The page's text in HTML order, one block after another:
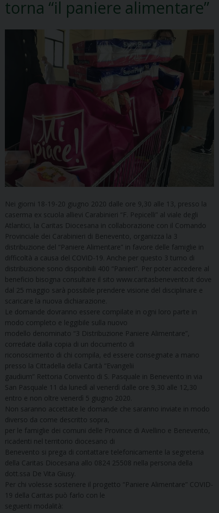
torna “il paniere alimentare”
Nei giorni 18-19-20 giugno 2020 dalle ore 9,30 alle 13, presso la
caserma ex scuola allievi Carabinieri “F. Pepicelli” al viale degli
Atlantici, la Caritas Diocesana in collaborazione con il Comando
Provinciale dei Carabinieri di Benevento, organizza la 3
distribuzione del “Paniere Alimentare” in favore delle famiglie in
difficoltà a causa del COVID-19. Anche per questo 3 turno di
distribuzione sono disponibili 400 “Panieri”. Per poter accedere al
beneficio bisogna consultare il sito www.caritasbenevento.it dove
dal 25 maggio sarà possibile prendere visione del disciplinare e
scaricare la nuova dichiarazione.
Le domande dovranno essere compilate in ogni loro parte in
modo completo e leggibile sulla nuovo
modello denominato “3 Distribuzione Paniere Alimentare”,
corredate dalla copia di un documento di
riconoscimento di chi compila, ed essere consegnate a mano
presso la Cittadella della Carità “Evangelii
gaudium” Rettoria Convento di S. Pasquale in Benevento in via
San Pasquale 11 da lunedì al venerdì dalle ore 9,30 alle 12,30
entro e non oltre venerdì 5 giugno 2020.
Non saranno accettate le domande che saranno inviate in modo
diverso da come descritto sopra,
per le famiglie dei comuni delle Province di Avellino e Benevento,
ricadenti nel territorio diocesano di
Benevento si prega di contattare telefonicamente la segreteria
della Caritas Diocesana allo 0824 25508 nella persona della
dott.ssa De Vita Giusy.
Per chi volesse sostenere il progetto “Paniere Alimentare” COVID-
19 della Caritas può farlo con le
seguenti modalità: